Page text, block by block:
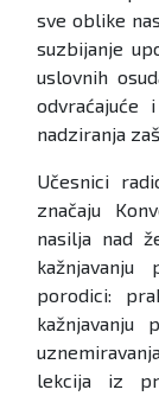
sve oblike
suzbijanje
uslovnih
odvraćajuće
nadziranja
Učesnici
značaju
nasilja nad
porodici:
kažnjavanju
lekcija iz